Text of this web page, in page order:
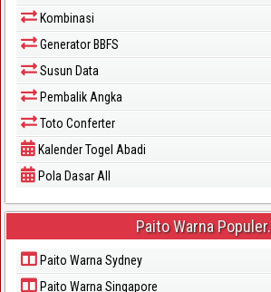
Kombinasi
Generator BBFS
Susun Data
Pembalik Angka
Toto Conferter
Kalender Togel Abadi
Pola Dasar All
Paito Warna Populer.
Paito Warna Sydney
Paito Warna Singapore